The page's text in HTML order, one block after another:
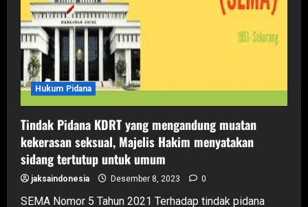
Hukum Pidana
Tindak Pidana KDRT yang mengandung muatan
kekerasan seksual, Majelis Hakim menyatakan
sidang tertutup untuk umum
jaksaindonesia Desember 8, 2023 0
SEMA Nomor 5 Tahun 2021 Terhadap tindak pidana